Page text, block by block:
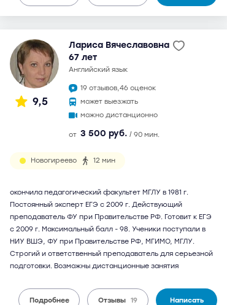
9,5
Лариса Вячеславовна
67 лет
английский язык
19 отзывов,46 оценок
может выезжать
можно дистанционно
от 3 500 руб. / 90 мин.
Новогиреево 12 мин
окончила педагогический факультет МГЛУ в 1981 г.
Постоянный эксперт ЕГЭ с 2009 г. Действующий
преподаватель ФУ при Правительстве РФ. Готовит к ЕГЭ
с 2009 г. Максимальный балл - 98. Ученики поступали в
НИУ ВШЭ, ФУ при Правительстве РФ, МГИМО, МГЛУ.
Строгий и ответственный преподаватель для серьезной
подготовки. Возможны дистанционные занятия
Подробнее Отзывы 19 Написать